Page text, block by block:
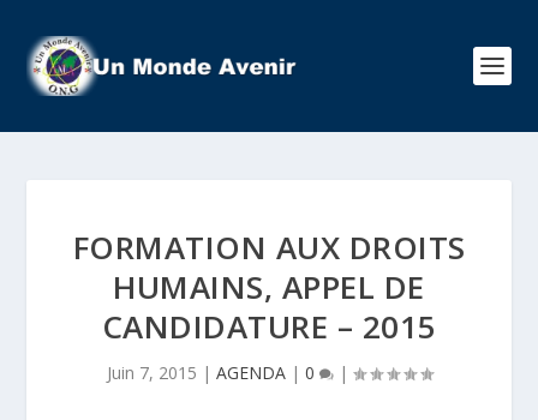
FORMATION AUX DROITS
HUMAINS, APPEL DE
CANDIDATURE – 2015
Juin 7, 2015 | AGENDA| 0 |